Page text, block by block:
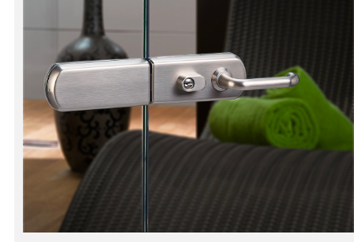
CONNECTEURS ET ASSEMBLAGE DE VERRES
PLATS ET CORNIÈRES
LES CHARNIÈRES DE PORTE EN VERRE
BOUTONS ET POIGNÉES
BARRES DE STABILISATION
JOINTS D'ÉTANCHÉITÉS
FIXATION GARDES CORPS